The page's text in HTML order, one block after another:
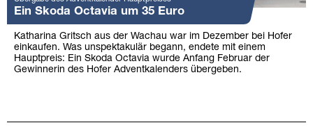
Ein Skoda Octavia um 35 Euro
Katharina Gritsch aus der Wachau war im Dezember bei Hofer
einkaufen. Was unspektakulär begann, endete mit einem
Hauptpreis: Ein Skoda Octavia wurde Anfang Februar der
Gewinnerin des Hofer Adventkalenders übergeben.